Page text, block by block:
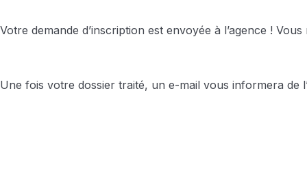
Votre demande d’inscription est envoyée à l’agence !
Une fois votre dossier traité, un e-mail vous informera